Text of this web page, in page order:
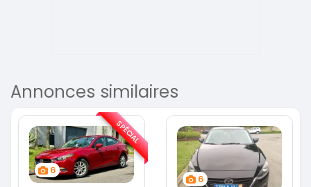
Annonces similaires
6
SPÉCIAL
6